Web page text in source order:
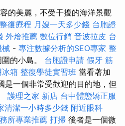
的美麗，不受干擾的海洋景觀
復療程 月嫂一天多少錢 台胞證
外燴推薦 數位行銷 音波拉皮 台
械 - 專注數據分析的SEO專家 整
圍的小島。 台胞證申請 假牙 筋
箱 整復學徒實習班 當看著加
是一個非常受歡迎的目的地，但
護理之家 新店 台中體態矯正服
清潔一小時多少錢 附近眼科
所專業推薦 打掃 後者是一個微